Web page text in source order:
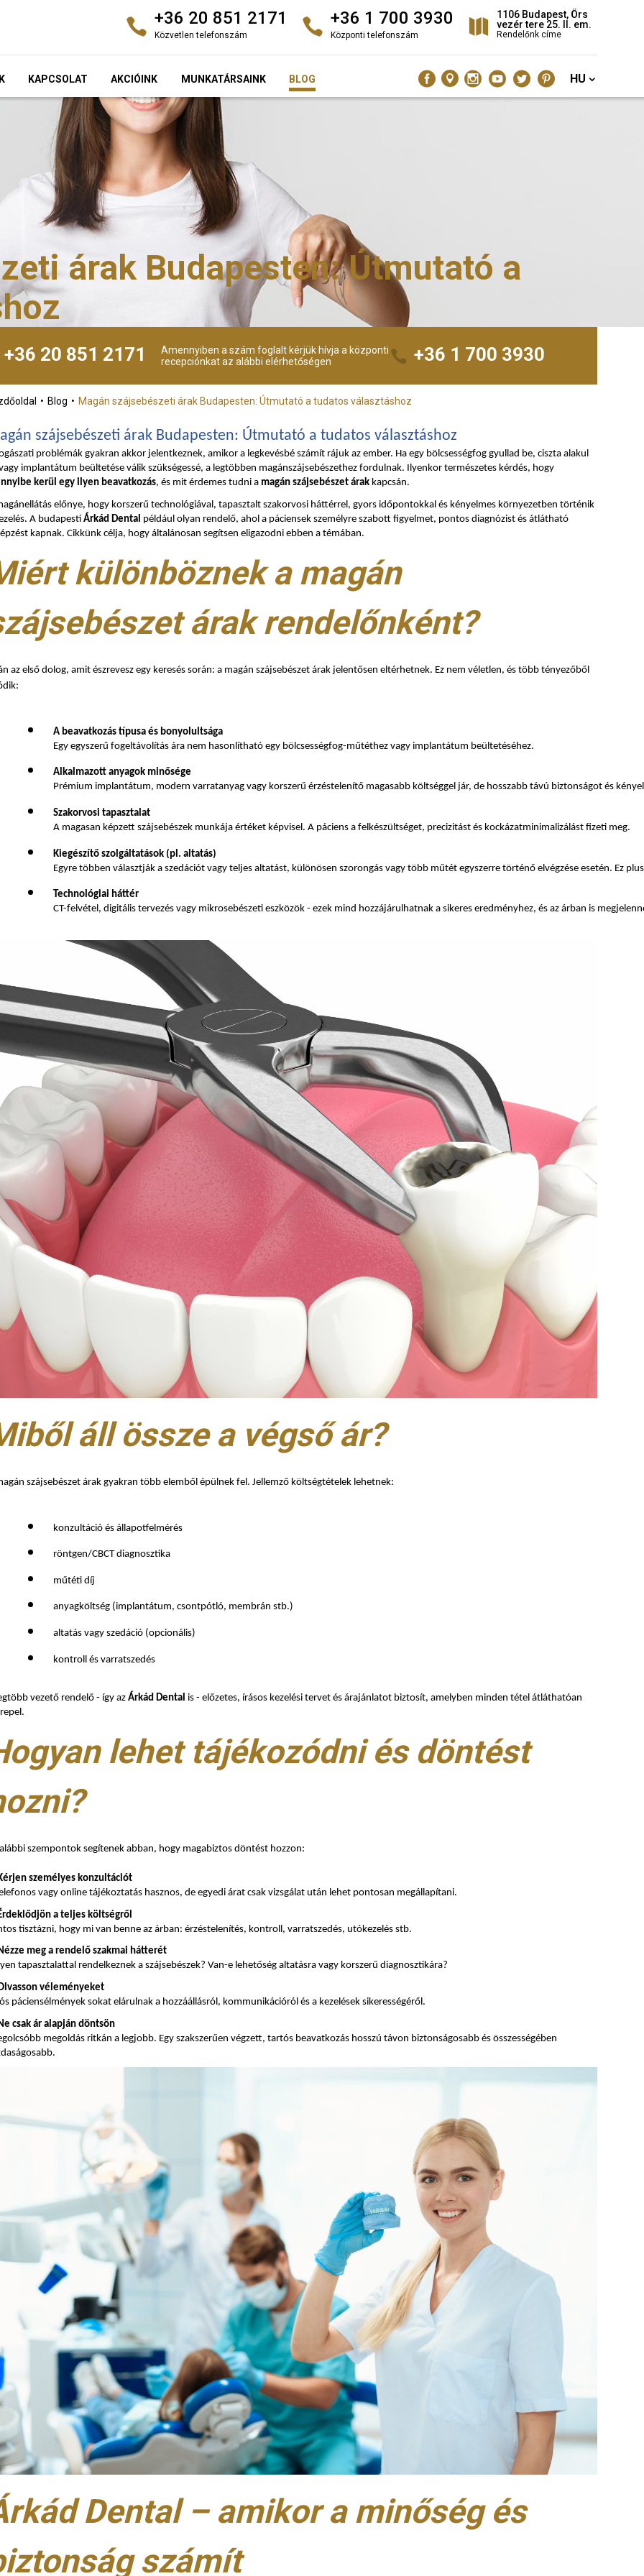
+36 20 851 2171
Közvetlen telefonszám
+36 1 700 3930
Központi telefonszám
1106 Budapest, Örs
vezér tere 25. II. em.
Rendelőnk címe
KAPCSOLAT AKCIÓINK MUNKATÁRSAINK BLOG HU
árak Budapesten: Útmutató a
+36 20 851 2171
Amennyiben a szám foglalt kérjük hívja a központi
recepciónkat az alábbi elérhetőségen
+36 1 700 3930
Blog Magán szájsebészeti árak Budapesten: Útmutató a tudatos választáshoz
szájsebészeti árak Budapesten: Útmutató a tudatos választáshoz
problémák gyakran akkor jelentkeznek, amikor a legkevésbé számít rájuk az ember. Ha egy bölcsességfog gyullad be, ciszta alakul
implantátum beültetése válik szükségessé, a legtöbben magánszájsebészethez fordulnak. Ilyenkor természetes kérdés, hogy
kerül egy ilyen beavatkozás, és mit érdemes tudni a magán szájsebészet árak kapcsán.
előnye, hogy korszerű technológiával, tapasztalt szakorvosi háttérrel, gyors időpontokkal és kényelmes környezetben történik
A budapestiÁrkád Dental például olyan rendelő, ahol a páciensek személyre szabott figyelmet, pontos diagnózist és átlátható
kapnak. Cikkünk célja, hogy általánosan segítsen eligazodni ebben a témában.
különböznek a magán
árak rendelőnként?
az első dolog, amit észrevesz egy keresés során: a magán szájsebészet árak jelentősen eltérhetnek. Ez nem véletlen, és több tényezőből
A beavatkozás típusa és bonyolultsága
Egy egyszerű fogeltávolítás ára nem hasonlítható egy bölcsességfog-műtéthez vagy implantátum beültetéséhez.
Alkalmazott anyagok minősége
Prémium implantátum, modern varratanyag vagy korszerű érzéstelenítő magasabb költséggel jár, de hosszabb távú biztonságot és
Szakorvosi tapasztalat
A magasan képzett szájsebészek munkája értéket képvisel. A páciens a felkészültséget, precizitást és kockázatminimalizálást fizeti meg.
Kiegészítő szolgáltatások (pl. altatás)
Egyre többen választják a szedációt vagy teljes altatást, különösen szorongás vagy több műtét egyszerre történő elvégzése esetén. Ez
Technológiai háttér
CT-felvétel, digitális tervezés vagy mikrosebészeti eszközök - ezek mind hozzájárulhatnak a sikeres eredményhez, és az árban is
áll össze a végső ár?
szájsebészet árak gyakran több elemből épülnek fel. Jellemző költségtételek lehetnek:
konzultáció és állapotfelmérés
röntgen/CBCT diagnosztika
műtéti díj
anyagköltség (implantátum, csontpótló, membrán stb.)
altatás vagy szedáció (opcionális)
kontroll és varratszedés
vezető rendelő - így azÁrkád Dental is - előzetes, írásos kezelési tervet és árajánlatot biztosít, amelyben minden tétel átláthatóan
lehet tájékozódni és döntést
szempontok segítenek abban, hogy magabiztos döntést hozzon:
személyes konzultációt
vagy online tájékoztatás hasznos, de egyedi árat csak vizsgálat után lehet pontosan megállapítani.
a teljes költségről
tisztázni, hogy mi van benne az árban: érzéstelenítés, kontroll, varratszedés, utókezelés stb.
meg a rendelő szakmai hátterét
tapasztalattal rendelkeznek a szájsebészek? Van-e lehetőség altatásra vagy korszerű diagnosztikára?
véleményeket
páciensélmények sokat elárulnak a hozzáállásról, kommunikációról és a kezelések sikerességéről.
csak ár alapján döntsön
megoldás ritkán a legjobb. Egy szakszerűen végzett, tartós beavatkozás hosszú távon biztonságosabb és összességében
Dental – amikor a minőség és
számít